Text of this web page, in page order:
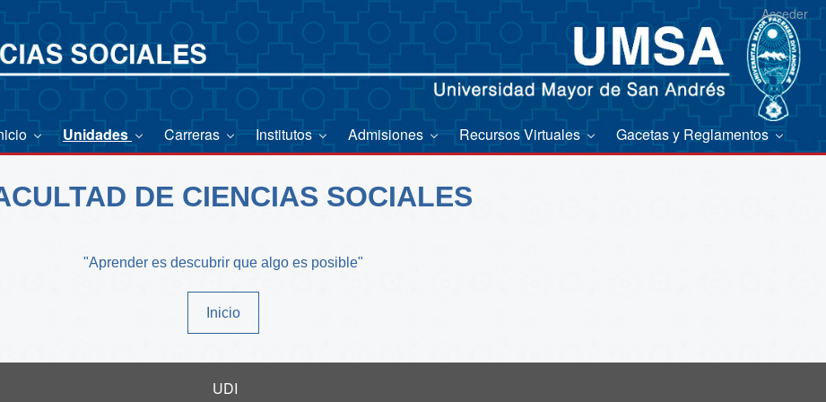
Acceder
Unidades Carreras Institutos Admisiones Recursos Virtuales Gacetas y Reglamentos
DE CIENCIAS SOCIALES
"Aprender es descubrir que algo es posible"
Inicio
UDI